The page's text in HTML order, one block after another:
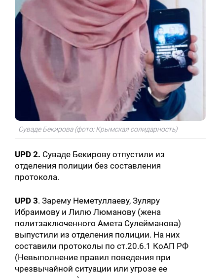
Суваде Бекирова (фото: Крымская солидарность)
UPD 2. Суваде Бекирову отпустили из
отделения полиции без составления
протокола.
UPD 3. Зарему Неметуллаеву, Зуляру
Ибраимову и Лилю Люманову (жена
политзаключенного Амета Сулейманова)
выпустили из отделения полиции. На них
составили протоколы по ст.20.6.1 КоАП РФ
(Невыполнение правил поведения при
чрезвычайной ситуации или угрозе ее